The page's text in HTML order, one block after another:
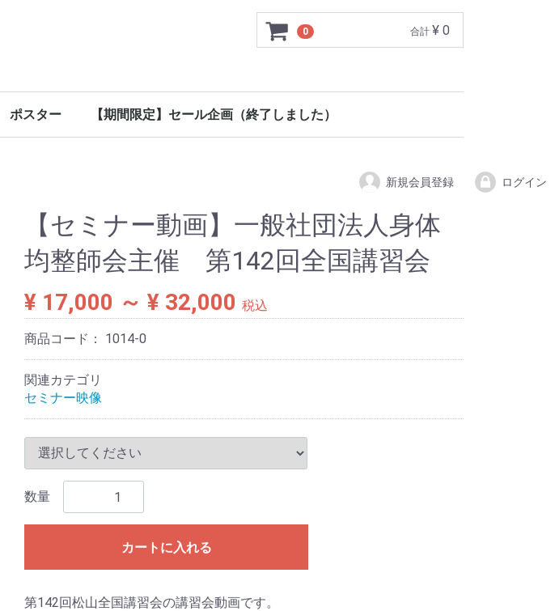
0 合計 ¥ 0
ポスター 【期間限定】セール企画（終了しました）
新規会員登録 ログイン
【セミナー動画】一般社団法人身体
均整師会主催 第142回全国講習会
¥ 17,000 ～ ¥ 32,000 税込
商品コード： 1014-0
関連カテゴリ
セミナー映像
数量
カートに入れる
第142回松山全国講習会の講習会動画です。